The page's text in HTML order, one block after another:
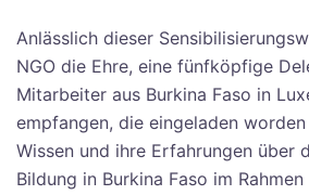
Anlässlich dieser
NGO die Ehre, eine fünfköpfige
Mitarbeiter aus Burkina Faso in
empfangen, die eingeladen
Wissen und ihre Erfahrungen über
Bildung in Burkina Faso im